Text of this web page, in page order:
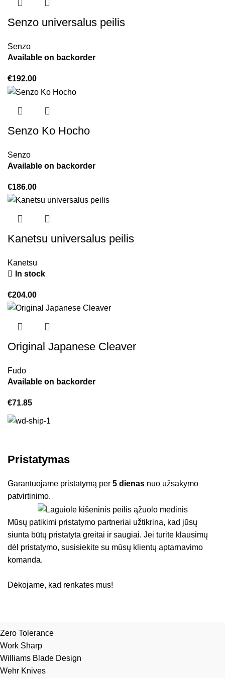
Senzo universalus peilis
Senzo
Available on backorder
€192.00
Senzo Ko Hocho
Senzo
Available on backorder
€186.00
Kanetsu universalus peilis
Kanetsu
In stock
€204.00
Original Japanese Cleaver
Fudo
Available on backorder
€71.85
Pristatymas
Garantuojame pristatymą per5 dienas nuo užsakymo
patvirtinimo.
Mūsų patikimi pristatymo partneriai užtikrina, kad jūsų
siunta būtų pristatyta greitai ir saugiai. Jei turite klausimų
dėl pristatymo, susisiekite su mūsų klientų aptarnavimo
komanda.
Dėkojame, kad renkates mus!
Zero Tolerance
Work Sharp
Williams Blade Design
Wehr Knives